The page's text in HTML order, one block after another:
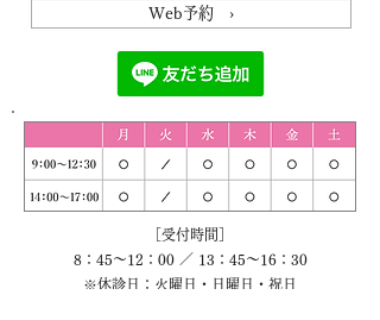
Web予約 ›
［受付時間］
8：45～12：00 ／ 13：45～16：30
※休診日：火曜日・日曜日・祝日